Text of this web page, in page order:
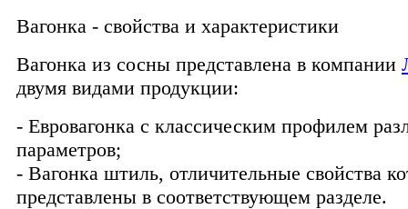
Вагонка - свойства и характеристики
Вагонка из сосны представлена в компании
двумя видами продукции:
- Евровагонка с классическим профилем
параметров;
- Вагонка штиль, отличительные свойства
представлены в соответствующем разделе.